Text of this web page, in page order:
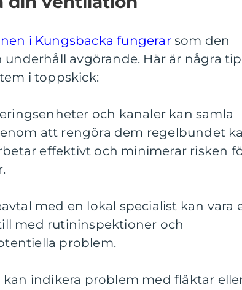
i Kungsbacka fungerarsom den
avgörande. Här är några
i toppskick:
och kanaler kan samla
att rengöra dem regelbundet
effektivt och minimerar risken
med en lokal specialist kan vara
med rutininspektioner och
problem.
kan indikera problem med fläktar